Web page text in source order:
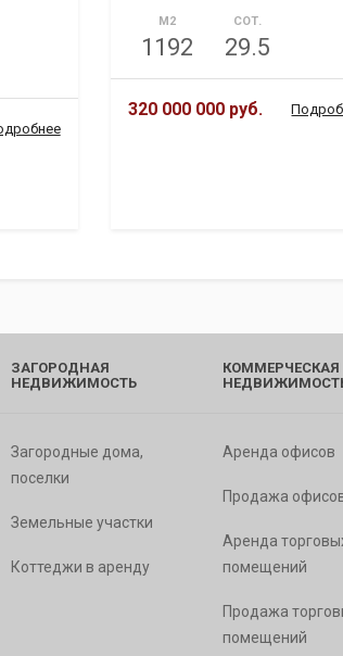
М2
1192
СОТ.
29.5
320 000 000 руб.
ЗАГОРОДНАЯ
НЕДВИЖИМОСТЬ
Загородные дома,
поселки
Земельные участки
Коттеджи в аренду
КОММЕРЧЕСКАЯ
Аренда офисов
Продажа
Аренда
помещений
Продажа
помещений